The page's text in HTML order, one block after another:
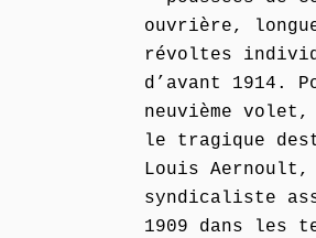
ouvrière,
révoltes
d’avant 1914.
neuvième
le tragique
Louis Aernoult,
syndicaliste
1909 dans les